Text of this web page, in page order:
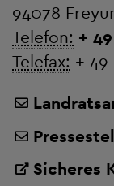
94078
Telefon: +
Telefax: + 49
Sicheres